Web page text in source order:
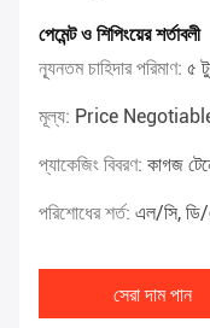
পেমেন্ট ও শিপিংয়ের শর্তাবলী
ন্যূনতম চাহিদার পরিমাণ: ৫
মূল্য: Price
প্যাকেজিং বিবরণ: কাগজ
পরিশোধের শর্ত: এল/সি, ডি/
সেরা দাম পান